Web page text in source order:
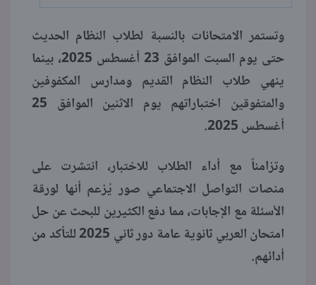
وتستمر الامتحانات بالنسبة لطلاب النظام الحديث
حتى يوم السبت الموافق 23 أغسطس 2025، بينما
ينهي طلاب النظام القديم ومدارس المكفوفين
والمتفوقين اختباراتهم يوم الاثنين الموافق 25
أغسطس 2025.
وتزامناً مع أداء الطلاب للاختبار، انتشرت على
منصات التواصل الاجتماعي صور يُزعم أنها لورقة
الأسئلة مع الإجابات، مما دفع الكثيرين للبحث عن حل
امتحان العربي ثانوية عامة دور ثاني 2025 للتأكد من
أدائهم.